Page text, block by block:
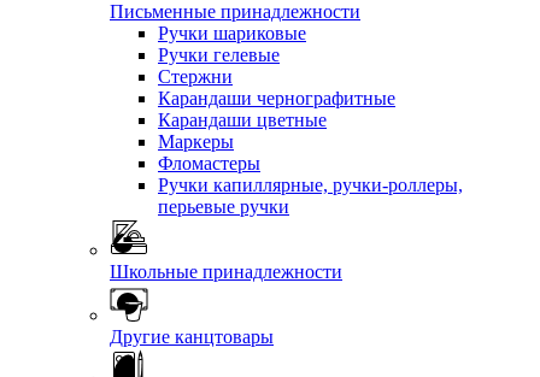
Письменные принадлежности
Ручки шариковые
Ручки гелевые
Стержни
Карандаши чернографитные
Карандаши цветные
Маркеры
Фломастеры
Ручки капиллярные, ручки-роллеры,
перьевые ручки
Школьные принадлежности
Другие канцтовары